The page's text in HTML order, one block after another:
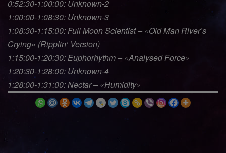
0:52:30-1:00:00: Unknown-2
1:00:00-1:08:30: Unknown-3
1:08:30-1:15:00: Full Moon Scientist – «Old Man River’s
Crying» (Ripplin’ Version)
1:15:00-1:20:30: Euphorhythm – «Analysed Force»
1:20:30-1:28:00: Unknown-4
1:28:00-1:31:00: Nectar – «Humidity»